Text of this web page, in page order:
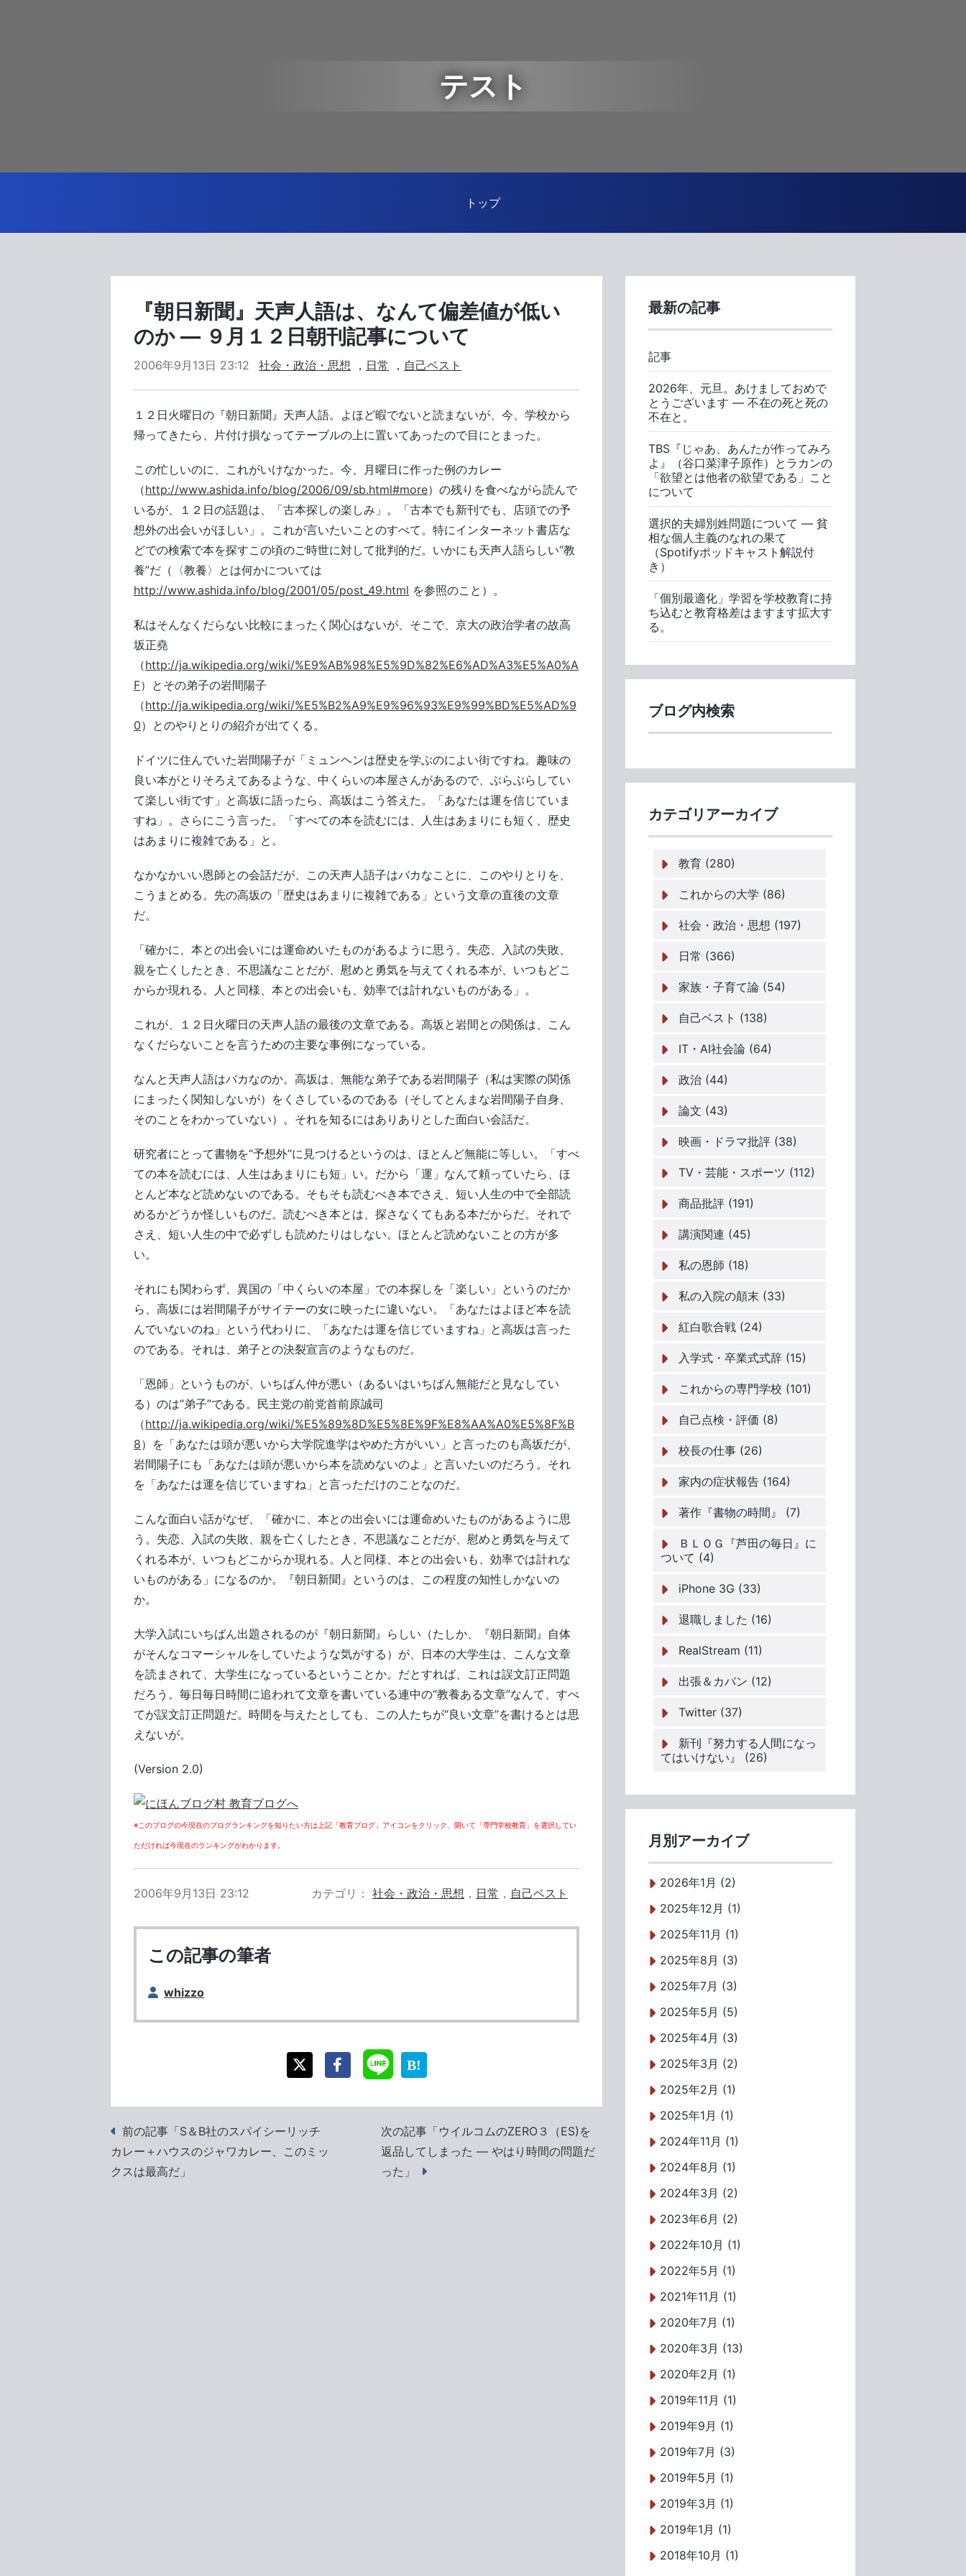
テスト
トップ
『朝日新聞』天声人語は、なんて偏差値が低い
のか ― ９月１２日朝刊記事について
2006年9月13日 23:12 社会・政治・思想 ， 日常 ， 自己ベスト
１２日火曜日の『朝日新聞』天声人語。よほど暇でないと読まないが、今、学校から
帰ってきたら、片付け損なってテーブルの上に置いてあったので目にとまった。
この忙しいのに、これがいけなかった。今、月曜日に作った例のカレー
（http://www.ashida.info/blog/2006/09/sb.html#more）の残りを食べながら読んで
いるが、１２日の話題は、「古本探しの楽しみ」。「古本でも新刊でも、店頭での予
想外の出会いがほしい」。これが言いたいことのすべて。特にインターネット書店な
どでの検索で本を探すこの頃のご時世に対して批判的だ。いかにも天声人語らしい“教
養”だ（〈教養〉とは何かについては
http://www.ashida.info/blog/2001/05/post_49.html を参照のこと）。
私はそんなくだらない比較にまったく関心はないが、そこで、京大の政治学者の故高
坂正堯
（http://ja.wikipedia.org/wiki/%E9%AB%98%E5%9D%82%E6%AD%A3%E5%A0%A
F）とその弟子の岩間陽子
（http://ja.wikipedia.org/wiki/%E5%B2%A9%E9%96%93%E9%99%BD%E5%AD%9
0）とのやりとりの紹介が出てくる。
ドイツに住んでいた岩間陽子が「ミュンヘンは歴史を学ぶのによい街ですね。趣味の
良い本がとりそろえてあるような、中くらいの本屋さんがあるので、ぶらぶらしてい
て楽しい街です」と高坂に語ったら、高坂はこう答えた。「あなたは運を信じていま
すね」。さらにこう言った。「すべての本を読むには、人生はあまりにも短く、歴史
はあまりに複雑である」と。
なかなかいい恩師との会話だが、この天声人語子はバカなことに、このやりとりを、
こうまとめる。先の高坂の「歴史はあまりに複雑である」という文章の直後の文章
だ。
「確かに、本との出会いには運命めいたものがあるように思う。失恋、入試の失敗、
親を亡くしたとき、不思議なことだが、慰めと勇気を与えてくれる本が、いつもどこ
からか現れる。人と同様、本との出会いも、効率では計れないものがある」。
これが、１２日火曜日の天声人語の最後の文章である。高坂と岩間との関係は、こん
なくだらないことを言うための主要な事例になっている。
なんと天声人語はバカなのか。高坂は、無能な弟子である岩間陽子（私は実際の関係
にまったく関知しないが）をくさしているのである（そしてとんまな岩間陽子自身、
そのことをわかっていない）。それを知るにはありありとした面白い会話だ。
研究者にとって書物を“予想外”に見つけるというのは、ほとんど無能に等しい。「すべ
ての本を読むには、人生はあまりにも短」い。だから「運」なんて頼っていたら、ほ
とんど本など読めないのである。そもそも読むべき本でさえ、短い人生の中で全部読
めるかどうか怪しいものだ。読むべき本とは、探さなくてもある本だからだ。それで
さえ、短い人生の中で必ずしも読めたりはしない。ほとんど読めないことの方が多
い。
それにも関わらず、異国の「中くらいの本屋」での本探しを「楽しい」というのだか
ら、高坂には岩間陽子がサイテーの女に映ったに違いない。「あなたはよほど本を読
んでいないのね」という代わりに、「あなたは運を信じていますね」と高坂は言った
のである。それは、弟子との決裂宣言のようなものだ。
「恩師」というものが、いちばん仲が悪い（あるいはいちばん無能だと見なしてい
る）のは“弟子”である。民主党の前党首前原誠司
（http://ja.wikipedia.org/wiki/%E5%89%8D%E5%8E%9F%E8%AA%A0%E5%8F%B
8）を「あなたは頭が悪いから大学院進学はやめた方がいい」と言ったのも高坂だが、
岩間陽子にも「あなたは頭が悪いから本を読めないのよ」と言いたいのだろう。それ
を「あなたは運を信じていますね」と言っただけのことなのだ。
こんな面白い話がなぜ、「確かに、本との出会いには運命めいたものがあるように思
う。失恋、入試の失敗、親を亡くしたとき、不思議なことだが、慰めと勇気を与えて
くれる本が、いつもどこからか現れる。人と同様、本との出会いも、効率では計れな
いものがある」になるのか。『朝日新聞』というのは、この程度の知性しかないの
か。
大学入試にいちばん出題されるのが『朝日新聞』らしい（たしか、『朝日新聞』自体
がそんなコマーシャルをしていたような気がする）が、日本の大学生は、こんな文章
を読まされて、大学生になっているということか。だとすれば、これは誤文訂正問題
だろう。毎日毎日時間に追われて文章を書いている連中の“教養ある文章”なんて、すべ
てが誤文訂正問題だ。時間を与えたとしても、この人たちが“良い文章”を書けるとは思
えないが。
(Version 2.0)
※このブログの今現在のブログランキングを知りたい方は上記「教育ブログ」アイコンをクリック、開いて「専門学校教育」を選択してい
ただければ今現在のランキングがわかります。
2006年9月13日 23:12 カテゴリ 社会・政治・思想 ， 日常 ， 自己ベスト
この記事の筆者
whizzo
前の記事「S＆B社のスパイシーリッチ
カレー＋ハウスのジャワカレー、このミッ
クスは最高だ」
次の記事「ウイルコムのZERO３（ES)を
返品してしまった ― やはり時間の問題だ
った」
最新の記事
記事
2026年、元旦。あけましておめで
とうございます ― 不在の死と死の
不在と。
TBS『じゃあ、あんたが作ってみろ
よ』（谷口菜津子原作）とラカンの
「欲望とは他者の欲望である」こと
について
選択的夫婦別姓問題について ― 貧
相な個人主義のなれの果て
（Spotifyポッドキャスト解説付
き）
「個別最適化」学習を学校教育に持
ち込むと教育格差はますます拡大す
る。
ブログ内検索
カテゴリアーカイブ
教育 (280)
これからの大学 (86)
社会・政治・思想 (197)
日常 (366)
家族・子育て論 (54)
自己ベスト (138)
IT・AI社会論 (64)
政治 (44)
論文 (43)
映画・ドラマ批評 (38)
TV・芸能・スポーツ (112)
商品批評 (191)
講演関連 (45)
私の恩師 (18)
私の入院の顛末 (33)
紅白歌合戦 (24)
入学式・卒業式式辞 (15)
これからの専門学校 (101)
自己点検・評価 (8)
校長の仕事 (26)
家内の症状報告 (164)
著作『書物の時間』 (7)
ＢＬＯＧ『芦田の毎日』に
ついて (4)
iPhone 3G (33)
退職しました (16)
RealStream (11)
出張＆カバン (12)
Twitter (37)
新刊『努力する人間になっ
てはいけない』 (26)
月別アーカイブ
2026年1月 (2)
2025年12月 (1)
2025年11月 (1)
2025年8月 (3)
2025年7月 (3)
2025年5月 (5)
2025年4月 (3)
2025年3月 (2)
2025年2月 (1)
2025年1月 (1)
2024年11月 (1)
2024年8月 (1)
2024年3月 (2)
2023年6月 (2)
2022年10月 (1)
2022年5月 (1)
2021年11月 (1)
2020年7月 (1)
2020年3月 (13)
2020年2月 (1)
2019年11月 (1)
2019年9月 (1)
2019年7月 (3)
2019年5月 (1)
2019年3月 (1)
2019年1月 (1)
2018年10月 (1)